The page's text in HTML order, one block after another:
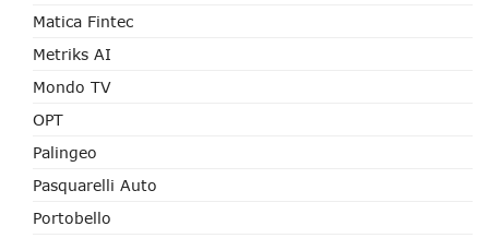
Matica Fintec
Metriks AI
Mondo TV
OPT
Palingeo
Pasquarelli Auto
Portobello